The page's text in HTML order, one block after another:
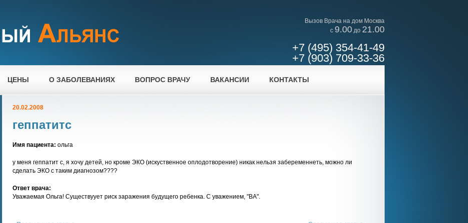
Вызов Врача на дом Москва
c 9.00 до 21.00
+7 (495) 354-41-49
+7 (903) 709-33-36
ЦЕНЫ О ЗАБОЛЕВАНИЯХ ВОПРОС ВРАЧУ ВАКАНСИИ КОНТАКТЫ
20.02.2008
геппатитс
Имя пациента: ольга
у меня геппатит с, я хочу детей, но кроме ЭКО (искуственное оплодотворение) никак нельзя забеременнеть, можно ли
сделать ЭКО с таким диагнозом????
Ответ врача:
Уважаемая Ольга! Существуует риск заражения будущего ребенка. С уважением, "ВА".